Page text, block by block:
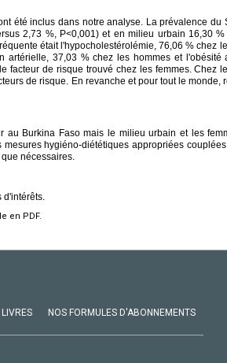
été inclus dans notre analyse. La prévalence du
2,73 %, P<0,001) et en milieu urbain 16,30
était l'hypocholestérolémie, 76,06 % chez
artérielle, 37,03 % chez les hommes et l'obésité
facteur de risque trouvé chez les femmes. Chez
de risque. En revanche et pour tout le monde,
au Burkina Faso mais le milieu urbain et les
hygiéno-diététiques appropriées
nécessaires.
d'intérêts.
en PDF.
LIVRES NOS FORMULES D'ABONNEMENTS